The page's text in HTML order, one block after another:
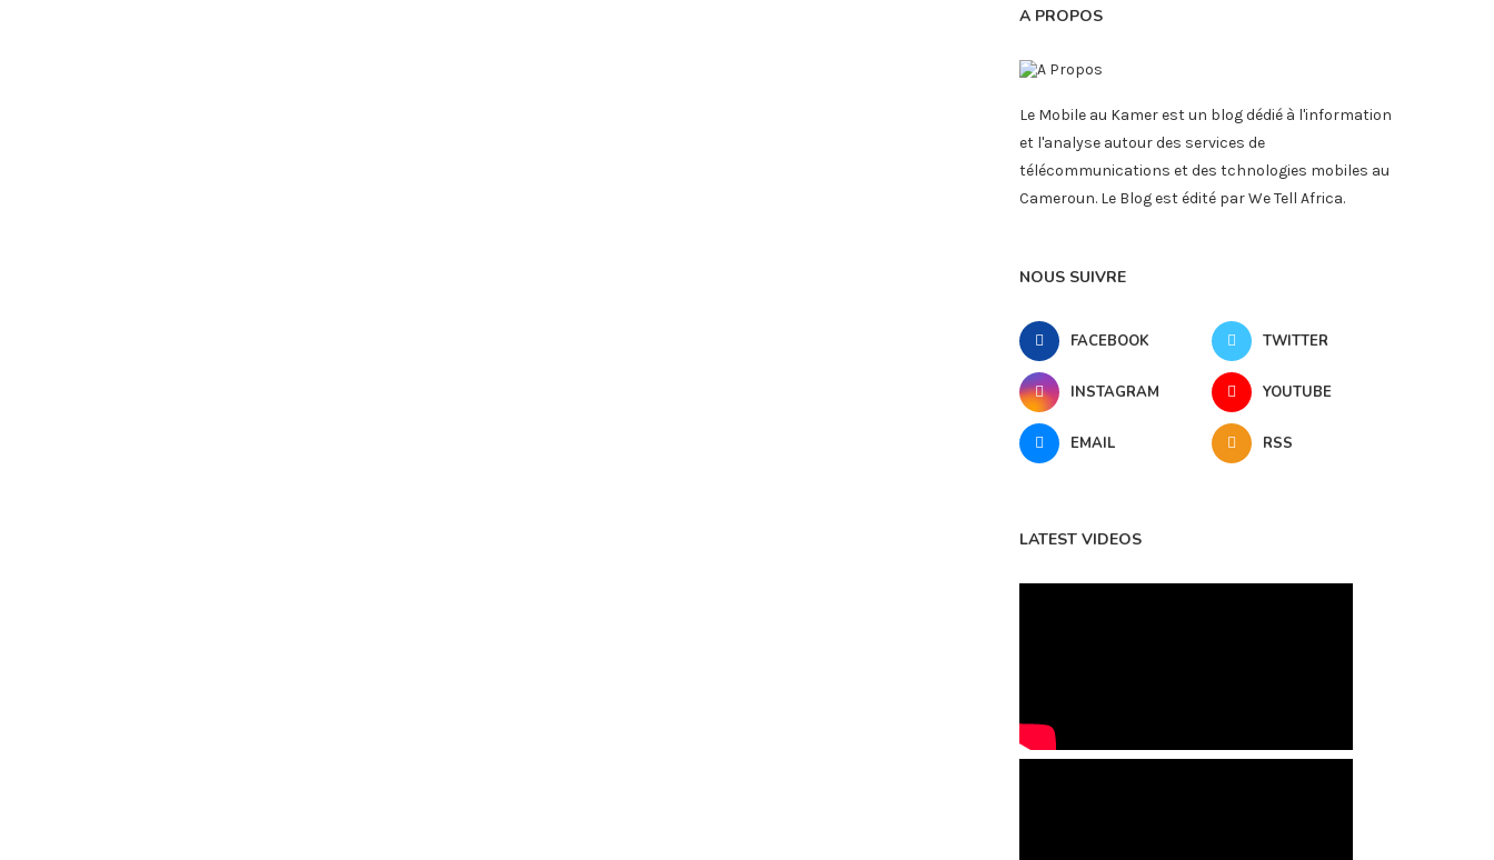
A PROPOS
Le Mobile au Kamer est un blog dédié à l'information
et l'analyse autour des services de
télécommunications et des tchnologies mobiles au
Cameroun. Le Blog est édité par We Tell Africa.
NOUS SUIVRE
FACEBOOK TWITTER
INSTAGRAM YOUTUBE
EMAIL RSS
LATEST VIDEOS